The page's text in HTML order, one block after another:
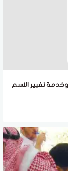
وخدمة تغيير الاسم